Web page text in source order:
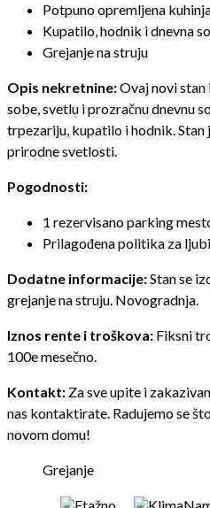
Potpuno opremljena
Kupatilo, hodnik i dnevna
Grejanje na struju
Opis nekretnine:Ovaj novi stan
sobe, svetlu i prozračnu dnevnu
trpezariju, kupatilo i hodnik. Stan
prirodne svetlosti.
Pogodnosti:
1 rezervisano parking
Prilagođena politika za
Dodatne informacije:Stan se
grejanje na struju. Novogradnja.
Iznos rente i troškova: Fiksni
100e mesečno.
Kontakt: Za sve upite i
nas kontaktirate. Radujemo se
novom domu!
Grejanje